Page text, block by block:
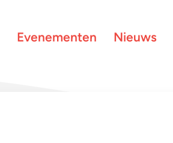
Evenementen Nieuws